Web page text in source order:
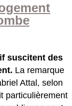
suscitent des
La remarque
Attal, selon
particulièrement